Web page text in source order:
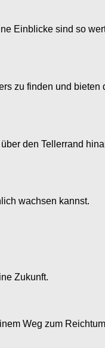
Einblicke sind so
zu finden und bieten
den Tellerrand
wachsen kannst.
Zukunft.
Weg zum